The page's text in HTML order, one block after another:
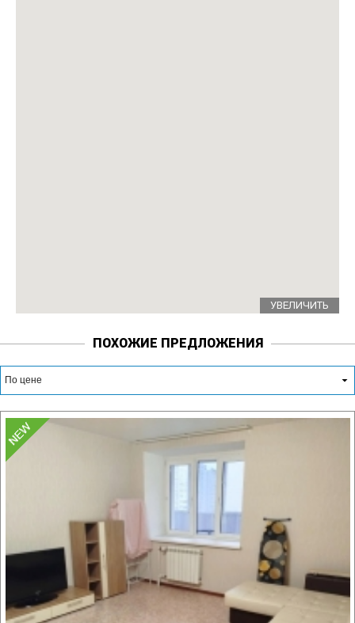
УВЕЛИЧИТЬ
ПОХОЖИЕ ПРЕДЛОЖЕНИЯ
По цене